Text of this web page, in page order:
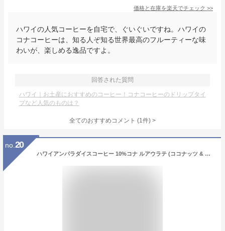
価格と在庫を楽天でチェック >>
ハワイの人気コーヒーを自宅で、ぐいぐいですね。ハワイの
コナコーヒーは、知る人ぞ知る世界最高のフルーティーな味
わいが、楽しめる逸品ですよ。
回答された質問
ハワイ｜お土産におすすめのコーヒー！コナコーヒーのドリップタイ
プなど人気のものは？
全てのおすすめコメント (1件) >
no. 20
ハワイアンパラダイスコーヒー 10%コナ ルアウラテ (ココナッツ & マカナッツ) 198g (粉) Hawaiian Paradise COFFEE 10% KONA COFFEE LUAU LATTE (COCONUT & MACNUT) MACADAMIA NUT [正規輸入品] コナコーヒー ハワイ フレーバーコーヒー